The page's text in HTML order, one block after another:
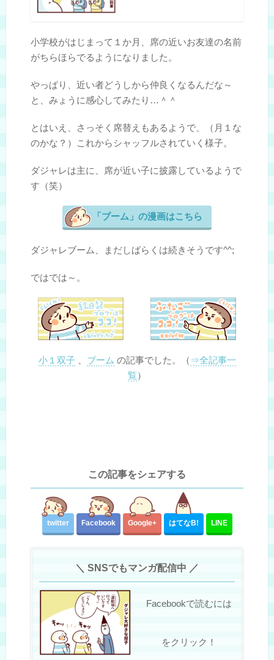
小学校がはじまって１か月、席の近いお友達の名前
がちらほらでるようになりました。
やっぱり、近い者どうしから仲良くなるんだな～
と、みょうに感心してみたり…＾＾
とはいえ、さっそく席替えもあるようで、（月１な
のかな？）これからシャッフルされていく様子。
ダジャレは主に、席が近い子に披露しているようで
す（笑）
「ブーム」の漫画はこちら
ダジャレブーム、まだしばらくは続きそうです^^;
ではでは～。
小１双子、 ブーム の記事でした。（ ⇒全記事一
覧）
この記事をシェアする
twitter Facebook Google+ はてなB! LINE
＼ SNSでもマンガ配信中 ／
Facebookで読むには
をクリック！